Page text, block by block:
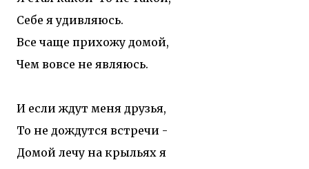
Себе я удивляюсь.
Все чаще прихожу домой,
Чем вовсе не являюсь.
И если ждут меня друзья,
То не дождутся встречи -
Домой лечу на крыльях я